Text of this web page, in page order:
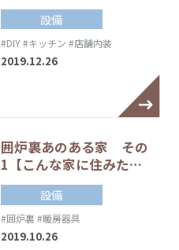
設備
#DIY#キッチン #店舗内装
2019.12.26
囲炉裏あのある家 その
1【こんな家に住みた…
設備
#囲炉裏 #暖房器具
2019.10.26